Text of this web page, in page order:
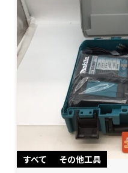
すべて その他工具